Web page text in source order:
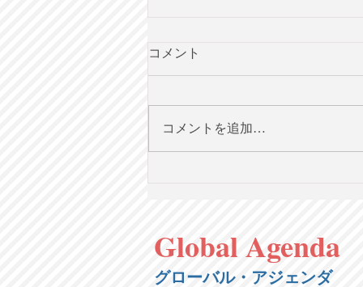
人の社会科】第130回
8/2（日）20時＠オンライン
コメント
コメントを追加…
Global Agenda
グローバル・アジェンダ